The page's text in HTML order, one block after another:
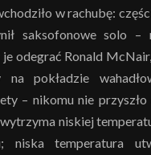
w rachubę:
saksofonowe solo
je odegrać Ronald
na pokładzie
– nikomu nie przyszło
niskiej
niska temperatura